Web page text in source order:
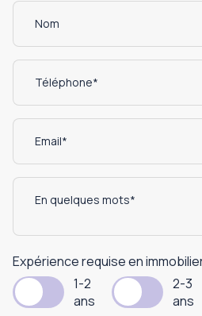
Expérience requise en
1-2
ans
2-3
ans